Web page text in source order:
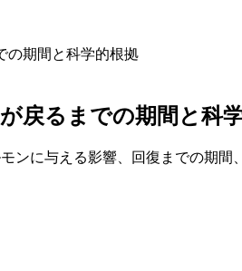
の期間と科学的根拠
戻るまでの期間と科
に与える影響、回復までの期間